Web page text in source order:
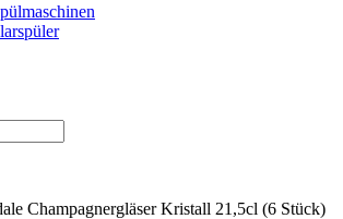
Champagnergläser Kristall 21,5cl (6 Stück)